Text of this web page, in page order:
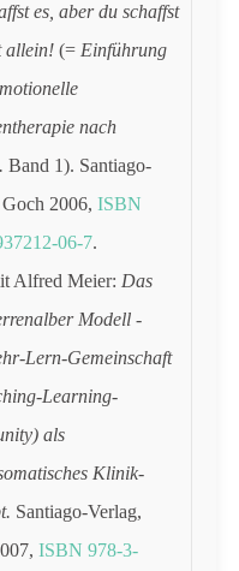
es, aber du schaffst
allein! (= Einführung
nach
Band 1). Santiago-
Goch 2006,ISBN
06-7.
Alfred Meier: Das
Modell -
Lern-Gemeinschaft
Learning-
als
Klinik-
Santiago-Verlag,
ISBN 978-3-